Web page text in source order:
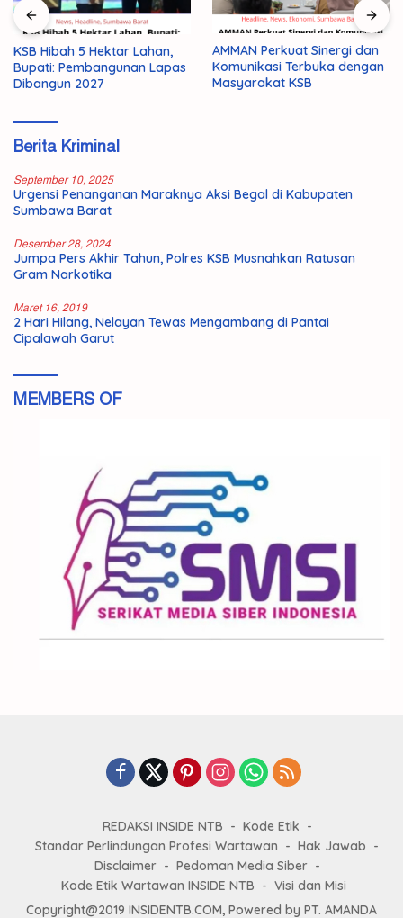
AMMAN Perkuat Sinergi dan
Komunikasi Terbuka dengan
Masyarakat KSB
Pemuda 19 Tahun di Taliwang
Ditemukan Tewas, Polisi
Selidiki Dugaan Bunuh Diri
Berita Kriminal
September 10, 2025
Urgensi Penanganan Maraknya Aksi Begal di Kabupaten
Sumbawa Barat
Desember 28, 2024
Jumpa Pers Akhir Tahun, Polres KSB Musnahkan Ratusan
Gram Narkotika
Maret 16, 2019
2 Hari Hilang, Nelayan Tewas Mengambang di Pantai
Cipalawah Garut
MEMBERS OF
REDAKSI INSIDE NTB
Kode Etik
Standar Perlindungan Profesi Wartawan
Hak Jawab
Disclaimer
Pedoman Media Siber
Kode Etik Wartawan INSIDE NTB
Visi dan Misi
Copyright@2019 INSIDENTB.COM, Powered by PT. AMANDA